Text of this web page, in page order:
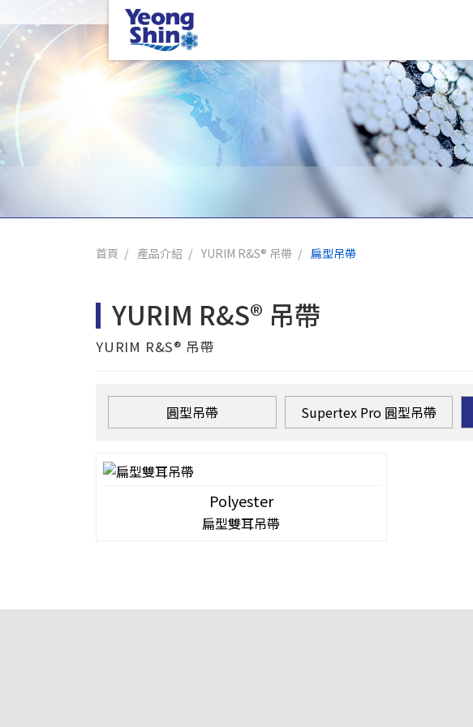
首頁 產品介紹 YURIM R&S® 吊帶 扁型吊帶
YURIM R&S® 吊帶
YURIM R&S® 吊帶
圓型吊帶 Supertex Pro 圓型吊帶
Polyester
扁型雙耳吊帶